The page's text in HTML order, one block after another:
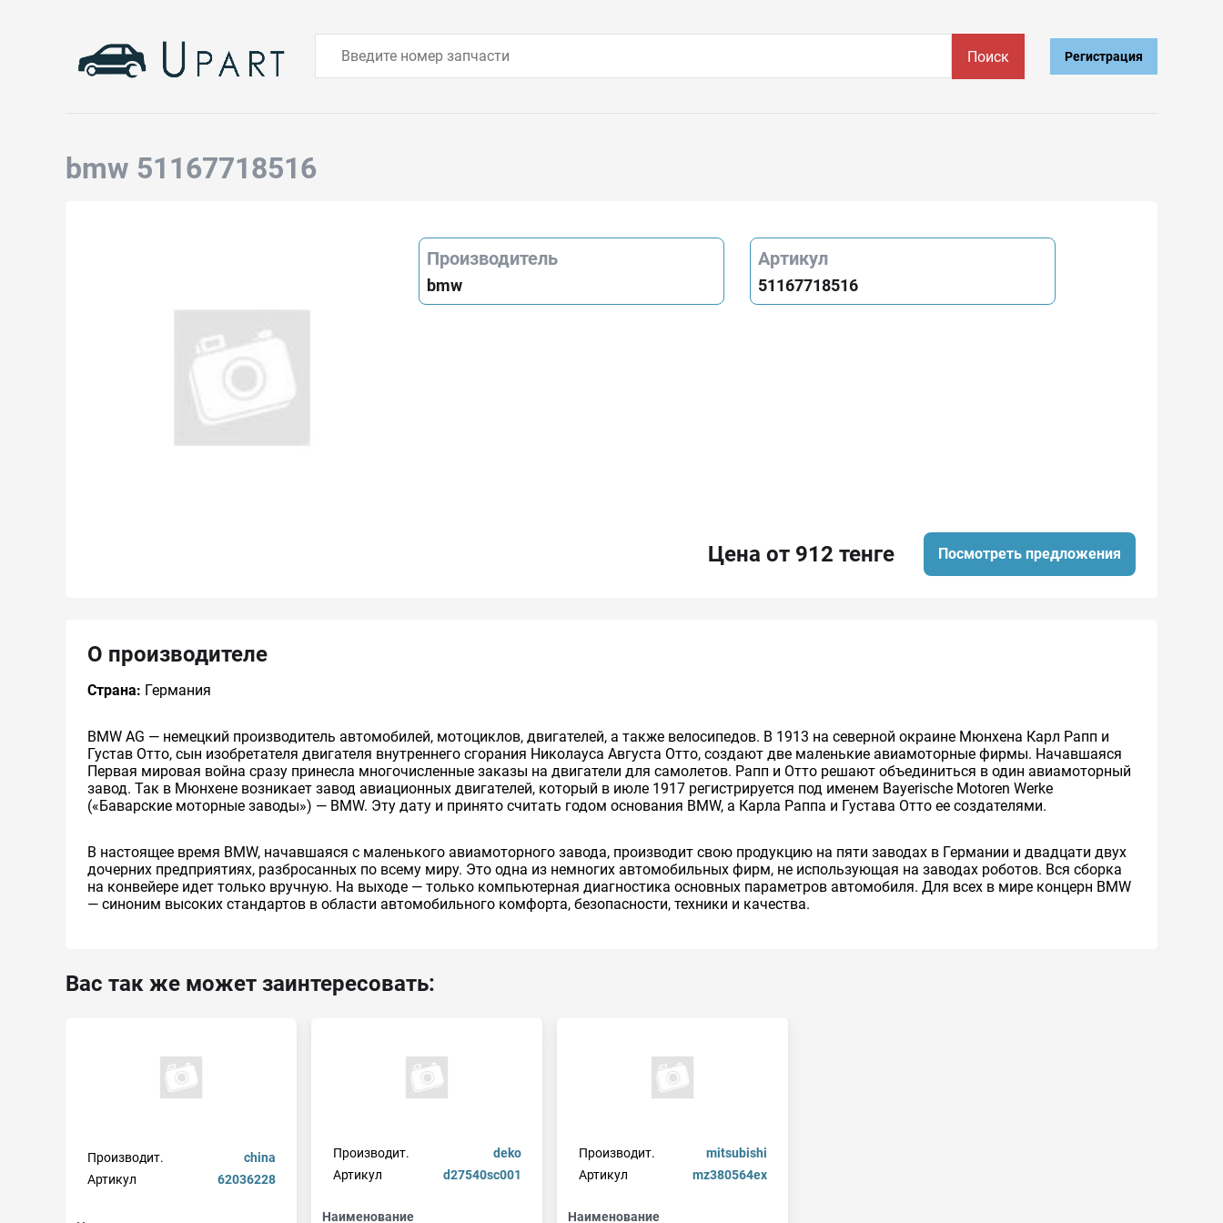
Поиск Регистрация
bmw 51167718516
Производитель
bmw
Артикул
51167718516
Цена от 912 тенге Посмотреть предложения
О производителе
Страна: Германия
BMW AG — немецкий производитель автомобилей, мотоциклов, двигателей, а также велосипедов. В 1913 на северной окраине Мюнхена Карл Рапп и
Густав Отто, сын изобретателя двигателя внутреннего сгорания Николауса Августа Отто, создают две маленькие авиамоторные фирмы. Начавшаяся
Первая мировая война сразу принесла многочисленные заказы на двигатели для самолетов. Рапп и Отто решают объединиться в один авиамоторный
завод. Так в Мюнхене возникает завод авиационных двигателей, который в июле 1917 регистрируется под именем Bayerische Motoren Werke
(«Баварские моторные заводы») — BMW. Эту дату и принято считать годом основания BMW, а Карла Раппа и Густава Отто ее создателями.
В настоящее время BMW, начавшаяся с маленького авиамоторного завода, производит свою продукцию на пяти заводах в Германии и двадцати двух
дочерних предприятиях, разбросанных по всему миру. Это одна из немногих автомобильных фирм, не использующая на заводах роботов. Вся сборка
на конвейере идет только вручную. На выходе — только компьютерная диагностика основных параметров автомобиля. Для всех в мире концерн BMW
— синоним высоких стандартов в области автомобильного комфорта, безопасности, техники и качества.
Вас так же может заинтересовать:
Производит.
china
Артикул
62036228
Производит.
deko
Артикул
d27540sc001
Наименование
Производит.
mitsubishi
Артикул
mz380564ex
Наименование